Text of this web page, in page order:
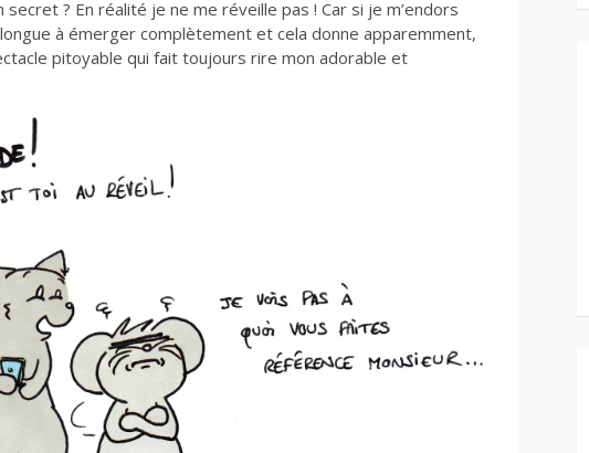
? En réalité je ne me réveille pas ! Car si je m’endors
à émerger complètement et cela donne apparemment,
pitoyable qui fait toujours rire mon adorable et